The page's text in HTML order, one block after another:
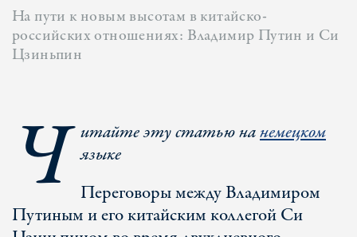
На пути к новым высотам в китайско-
российских отношениях: Владимир Путин и Си
Цзиньпин
Ч итайте эту статью нанемецком
языке
Переговоры между Владимиром
Путиным и его китайским коллегой Си